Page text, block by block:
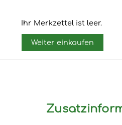
Ihr Merkzettel ist leer.
Weiter einkaufen